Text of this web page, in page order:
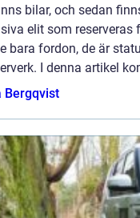
bilar, och sedan
elit som
bara fordon, de är
I denna artikel
Bergqvist